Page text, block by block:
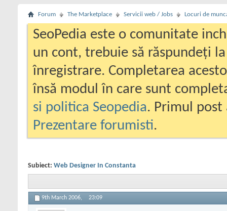
Forum The Marketplace Servicii web / Jobs Locuri de
SeoPedia este o comunitate
un cont, trebuie să răspundeți
înregistrare. Completarea
însă modul în care sunt
si politica Seopedia. Primul
Prezentare forumisti.
Subiect: Web Designer In Constanta
9th March 2006, 23:09